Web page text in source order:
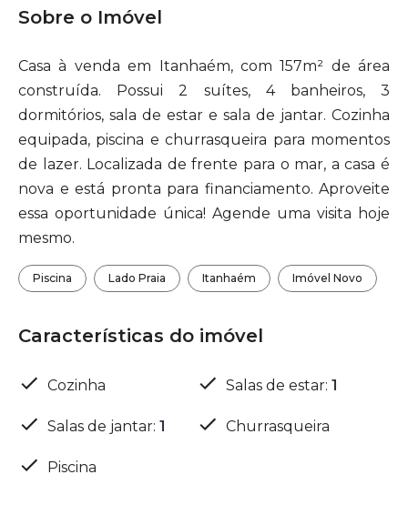
Sobre o Imóvel
Casa à venda em Itanhaém, com 157m² de área
construída. Possui 2 suítes, 4 banheiros, 3
dormitórios, sala de estar e sala de jantar. Cozinha
equipada, piscina e churrasqueira para momentos
de lazer. Localizada de frente para o mar, a casa é
nova e está pronta para financiamento. Aproveite
essa oportunidade única! Agende uma visita hoje
mesmo.
Piscina Lado Praia Itanhaém Imóvel Novo
Características do imóvel
Cozinha Salas de estar: 1
Salas de jantar: 1 Churrasqueira
Piscina